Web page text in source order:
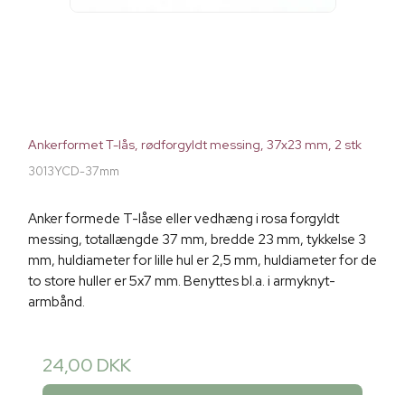
Ankerformet T-lås, rødforgyldt messing, 37x23 mm, 2 stk
3013YCD-37mm
Anker formede T-låse eller vedhæng i rosa forgyldt
messing, totallængde 37 mm, bredde 23 mm, tykkelse 3
mm, huldiameter for lille hul er 2,5 mm, huldiameter for de
to store huller er 5x7 mm. Benyttes bl.a. i armyknyt-
armbånd.
24,00 DKK